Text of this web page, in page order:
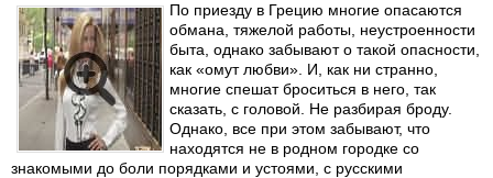
По приезду в Грецию многие опасаются
обмана, тяжелой работы, неустроенности
быта, однако забывают о такой опасности,
как «омут любви». И, как ни странно,
многие спешат броситься в него, так
сказать, с головой. Не разбирая броду.
Однако, все при этом забывают, что
находятся не в родном городке со
знакомыми до боли порядками и устоями, с русскими